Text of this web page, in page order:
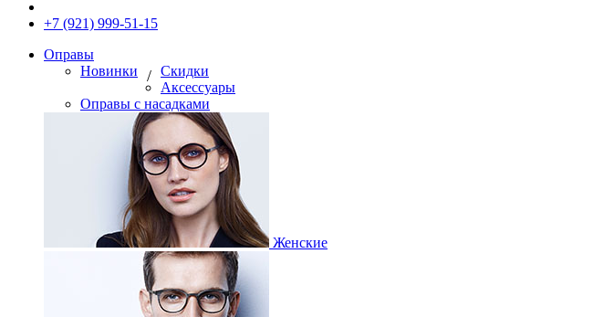
+7 (921) 999-51-15
Оправы
Новинки
/ Скидки
Аксессуары
Оправы с насадками
Женские